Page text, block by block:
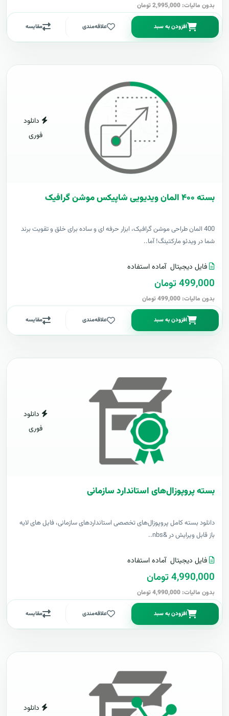
بدون مالیات: 2,995,000 تومان
افزودن به سبد علاقه‌مندی مقایسه
دانلود
فوری
بسته ۴۰۰ المان ویدیویی شاپیکس موشن گرافیک
400 المان طراحی موشن گرافیک، ابزار حرفه ای و ساده برای خلق و تقویت برند
شما در ویدئو مارکتینگ! آما..
فایل دیجیتال آماده استفاده
499,000 تومان
بدون مالیات: 499,000 تومان
افزودن به سبد علاقه‌مندی مقایسه
دانلود
فوری
بسته پروپوزال‌های استاندارد سازمانی
دانلود بسته کامل پروپوزال‌های تخصصی استانداردهای سازمانی، فایل های لایه
باز قابل ویرایش در &nbs..
فایل دیجیتال آماده استفاده
4,990,000 تومان
بدون مالیات: 4,990,000 تومان
افزودن به سبد علاقه‌مندی مقایسه
دانلود